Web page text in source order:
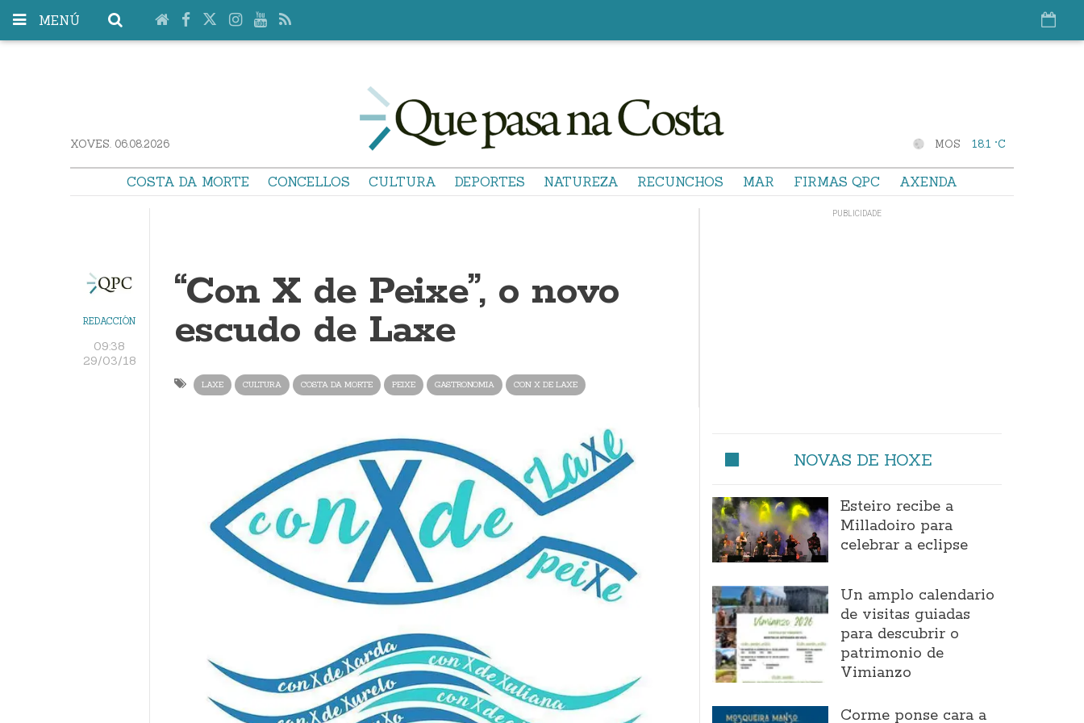
MENÚ
XOVES. 06.08.2026 MOS 18.1 °C
COSTA DA MORTE CONCELLOS CULTURA DEPORTES NATUREZA RECUNCHOS MAR FIRMAS QPC AXENDA
REDACCIÓN
09:38
29/03/18
“Con X de Peixe”, o novo
escudo de Laxe
LAXE CULTURA COSTA DA MORTE PEIXE GASTRONOMIA CON X DE LAXE
NOVAS DE HOXE
Esteiro recibe a
Milladoiro para
celebrar a eclipse
Un amplo calendario
de visitas guiadas
para descubrir o
patrimonio de
Vimianzo
Corme ponse cara a